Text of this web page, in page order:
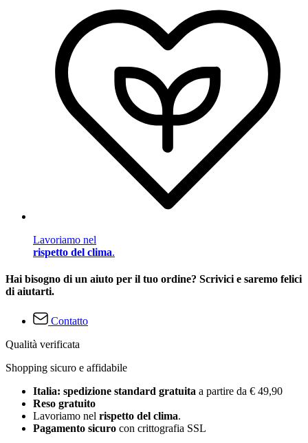
Lavoriamo nel
rispetto del clima.
Hai bisogno di un aiuto per il tuo ordine? Scrivici e saremo felici
di aiutarti.
Contatto
Qualità verificata
Shopping sicuro e affidabile
Italia: spedizione standard gratuita a partire da € 49,90
Reso gratuito
Lavoriamo nel rispetto del clima.
Pagamento sicuro con crittografia SSL